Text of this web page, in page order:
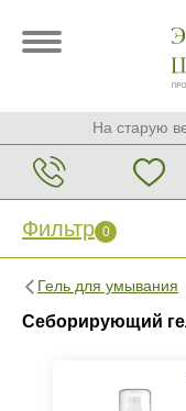
На старую
Фильтр 0
Гель для умывания
Себорирующий
Фильтр 0